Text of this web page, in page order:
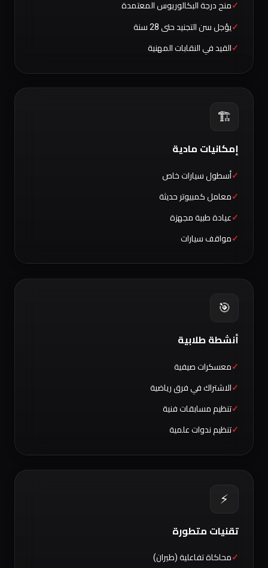
منح درجة البكالوريوس المعتمدة
يؤجل سن التجنيد حتى 28 سنة
القيد في النقابات المهنية
🏗️
إمكانيات مادية
أسطول سيارات خاص
معامل كمبيوتر حديثة
عيادة طبية مجهزة
مواقف سيارات
🎯
أنشطة طلابية
معسكرات صيفية
الاشتراك في فرق رياضية
تنظيم مسابقات فنية
تنظيم ندوات علمية
⚡
تقنيات متطورة
محاكاة تفاعلية (طيران)